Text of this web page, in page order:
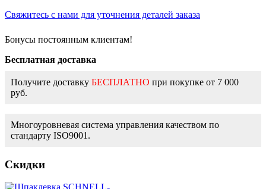
Свяжитесь с нами для уточнения деталей заказа
Бонусы постоянным клиентам!
Бесплатная доставка
Получите доставку БЕСПЛАТНО при покупке от 7 000
руб.
Многоуровневая система управления качеством по
стандарту ISO9001.
Скидки